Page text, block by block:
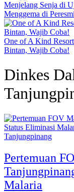
Menjelang Senja di
Menggema di
One of A Kind
Bintan, Wajib Coba!
Dinkes
Tanjungpinang
Pertemuan
Malaria